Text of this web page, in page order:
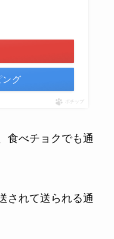
ング
ポチップ
食べチョクでも通
されて送られる通